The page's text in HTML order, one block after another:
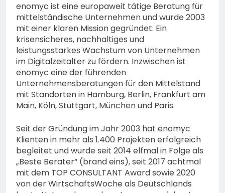
enomyc ist eine europaweit tätige Beratung für
mittelständische Unternehmen und wurde 2003
mit einer klaren Mission gegründet: Ein
krisensicheres, nachhaltiges und
leistungsstarkes Wachstum von Unternehmen
im Digitalzeitalter zu fördern. Inzwischen ist
enomyc eine der führenden
Unternehmensberatungen für den Mittelstand
mit Standorten in Hamburg, Berlin, Frankfurt am
Main, Köln, Stuttgart, München und Paris.
Seit der Gründung im Jahr 2003 hat enomyc
Klienten in mehr als 1.400 Projekten erfolgreich
begleitet und wurde seit 2014 elfmal in Folge als
„Beste Berater“ (brand eins), seit 2017 achtmal
mit dem TOP CONSULTANT Award sowie 2020
von der WirtschaftsWoche als Deutschlands